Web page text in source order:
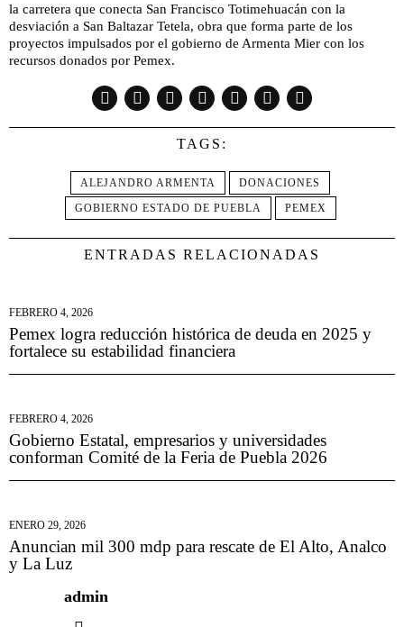
la carretera que conecta San Francisco Totimehuacán con la
desviación a San Baltazar Tetela, obra que forma parte de los
proyectos impulsados por el gobierno de Armenta Mier con los
recursos donados por Pemex.
TAGS:
ALEJANDRO ARMENTA
DONACIONES
GOBIERNO ESTADO DE PUEBLA
PEMEX
ENTRADAS RELACIONADAS
FEBRERO 4, 2026
Pemex logra reducción histórica de deuda en 2025 y
fortalece su estabilidad financiera
FEBRERO 4, 2026
Gobierno Estatal, empresarios y universidades
conforman Comité de la Feria de Puebla 2026
ENERO 29, 2026
Anuncian mil 300 mdp para rescate de El Alto, Analco
y La Luz
admin